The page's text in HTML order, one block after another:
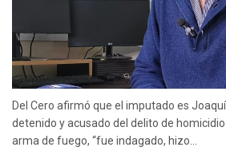
Del Cero afirmó que el imputado es
detenido y acusado del delito de
arma de fuego, “fue indagado, hizo...